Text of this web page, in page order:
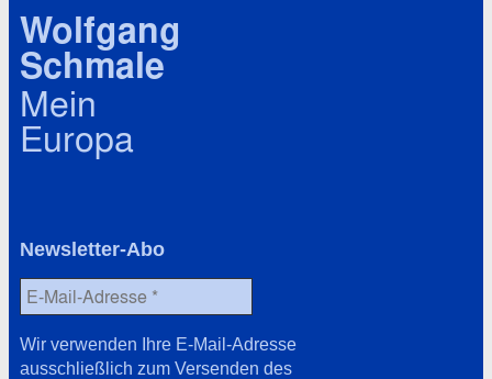
r
e
r
Wolfgang
Schmale
Mein
Europa
Newsletter-Abo
Wir verwenden Ihre E-Mail-Adresse
ausschließlich zum Versenden des